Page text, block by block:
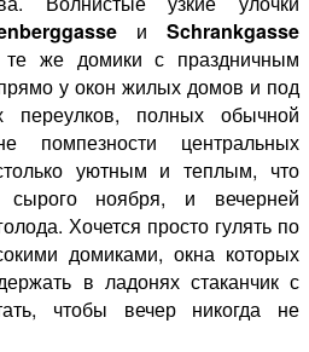
и Schrankgasse
те же домики с праздничным
у окон жилых домов и под
переулков, полных обычной
центральных
уютным и теплым, что
ноября, и вечерней
Хочется просто гулять по
домиками, окна которых
в ладонях стаканчик с
чтобы вечер никогда не